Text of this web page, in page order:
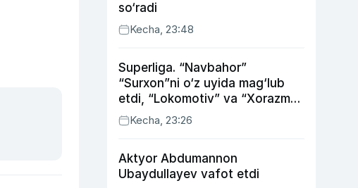
so‘radi
Kecha, 23:48
Superliga. “Navbahor”
“Surxon”ni o‘z uyida mag‘lub
etdi, “Lokomotiv” va “Xorazm”
uyda g‘alaba qozondi
Kecha, 23:26
Aktyor Abdu­mannon
Ubaydullayev vafot etdi